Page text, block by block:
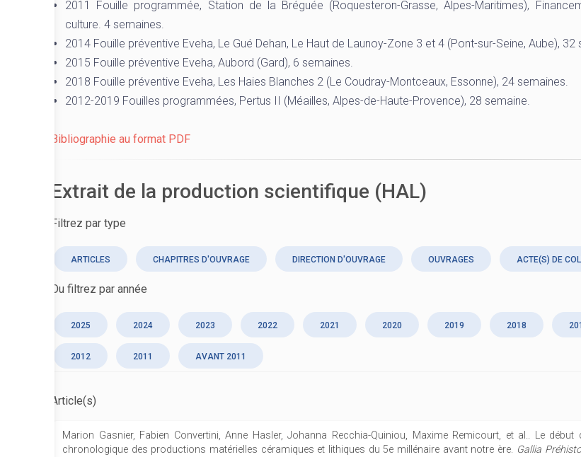
2011 Fouille programmée, Station de la Bréguée (Roquesteron-Grasse, Alpes-Maritimes),
culture. 4 semaines.
2014 Fouille préventive Eveha, Le Gué Dehan, Le Haut de Launoy-Zone 3 et 4 (Pont-sur-Seine, Aube), 32
2015 Fouille préventive Eveha, Aubord (Gard), 6 semaines.
2018 Fouille préventive Eveha, Les Haies Blanches 2 (Le Coudray-Montceaux, Essonne), 24 semaines.
2012-2019 Fouilles programmées, Pertus II (Méailles, Alpes-de-Haute-Provence), 28 semaine.
Bibliographie au format PDF
Extrait de la production scientifique (HAL)
Filtrez par type
ARTICLES CHAPITRES D'OUVRAGE DIRECTION D'OUVRAGE OUVRAGES ACTE(S) DE
Ou filtrez par année
2025 2024 2023 2022 2021 2020 2019 2018
2012 2011 AVANT 2011
Article(s)
Marion Gasnier, Fabien Convertini, Anne Hasler, Johanna Recchia-Quiniou, Maxime Remicourt, et al.. Le
chronologique des productions matérielles céramiques et lithiques du 5e millénaire avant notre ère. Gallia